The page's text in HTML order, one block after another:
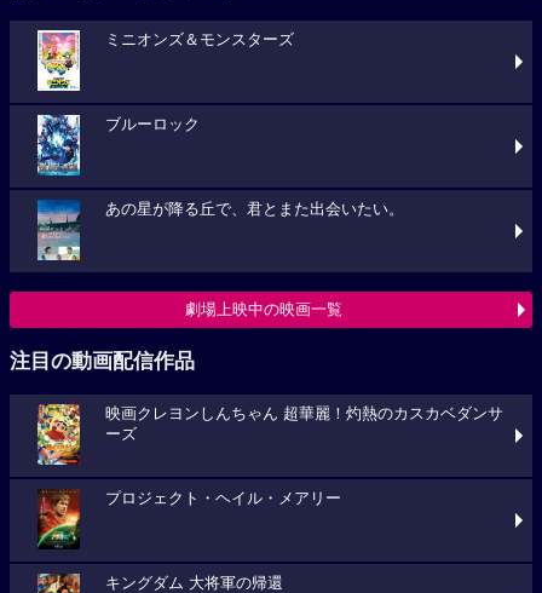
ミニオンズ＆モンスターズ
ブルーロック
あの星が降る丘で、君とまた出会いたい。
劇場上映中の映画一覧
注目の動画配信作品
映画クレヨンしんちゃん 超華麗！灼熱のカスカベダンサ
ーズ
プロジェクト・ヘイル・メアリー
キングダム 大将軍の帰還